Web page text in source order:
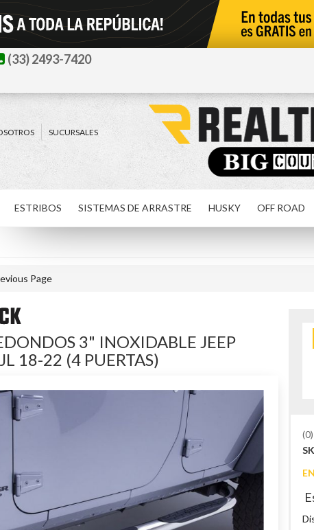
(33) 2493-7420
SUCURSALES
ESTRIBOS SISTEMAS DE ARRASTRE HUSKY OFF ROAD
Page
3" INOXIDABLE JEEP
18-22 (4 PUERTAS)